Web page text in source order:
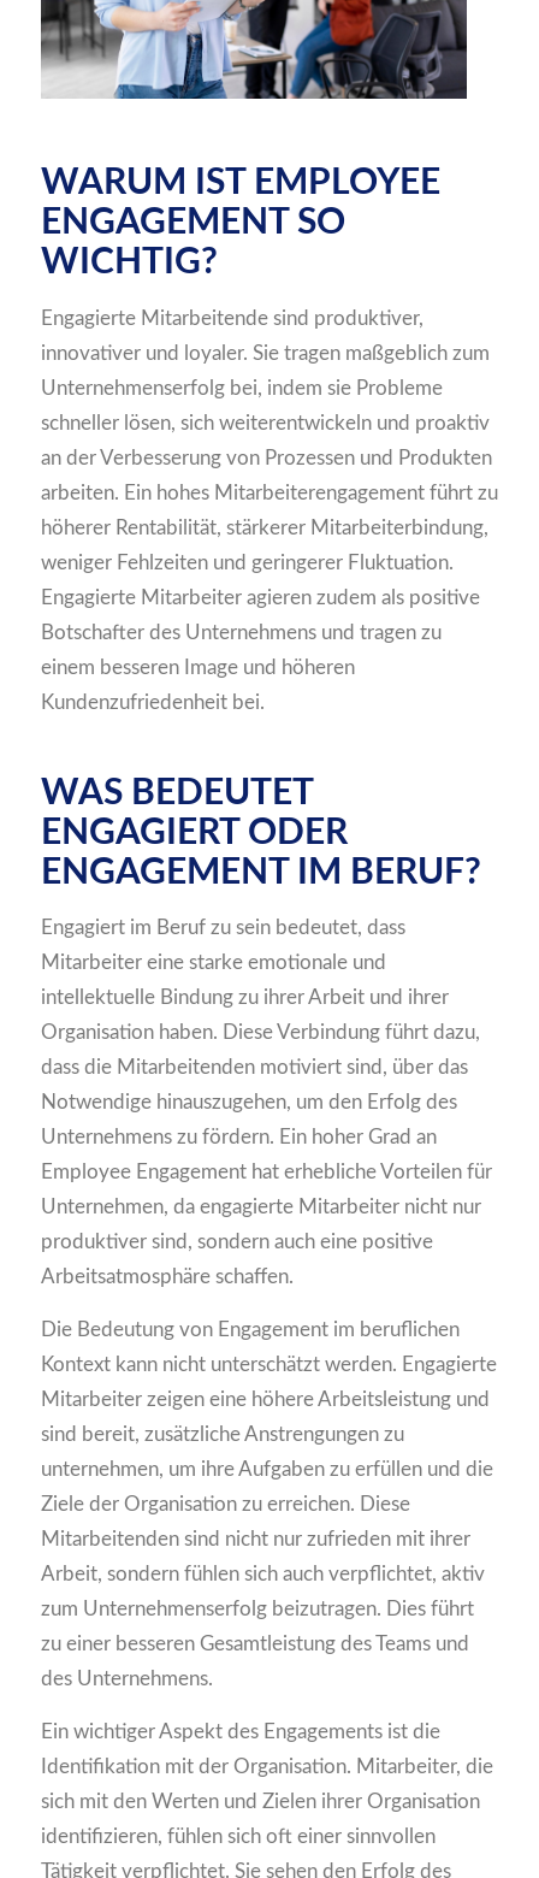
WARUM IST EMPLOYEE
ENGAGEMENT SO
WICHTIG?
Engagierte Mitarbeitende sind produktiver,
innovativer und loyaler. Sie tragen maßgeblich zum
Unternehmenserfolg bei, indem sie Probleme
schneller lösen, sich weiterentwickeln und proaktiv
an der Verbesserung von Prozessen und Produkten
arbeiten. Ein hohes Mitarbeiterengagement führt zu
höherer Rentabilität, stärkerer Mitarbeiterbindung,
weniger Fehlzeiten und geringerer Fluktuation.
Engagierte Mitarbeiter agieren zudem als positive
Botschafter des Unternehmens und tragen zu
einem besseren Image und höheren
Kundenzufriedenheit bei.
WAS BEDEUTET
ENGAGIERT ODER
ENGAGEMENT IM BERUF?
Engagiert im Beruf zu sein bedeutet, dass
Mitarbeiter eine starke emotionale und
intellektuelle Bindung zu ihrer Arbeit und ihrer
Organisation haben. Diese Verbindung führt dazu,
dass die Mitarbeitenden motiviert sind, über das
Notwendige hinauszugehen, um den Erfolg des
Unternehmens zu fördern. Ein hoher Grad an
Employee Engagement hat erhebliche Vorteilen für
Unternehmen, da engagierte Mitarbeiter nicht nur
produktiver sind, sondern auch eine positive
Arbeitsatmosphäre schaffen.
Die Bedeutung von Engagement im beruflichen
Kontext kann nicht unterschätzt werden. Engagierte
Mitarbeiter zeigen eine höhere Arbeitsleistung und
sind bereit, zusätzliche Anstrengungen zu
unternehmen, um ihre Aufgaben zu erfüllen und die
Ziele der Organisation zu erreichen. Diese
Mitarbeitenden sind nicht nur zufrieden mit ihrer
Arbeit, sondern fühlen sich auch verpflichtet, aktiv
zum Unternehmenserfolg beizutragen. Dies führt
zu einer besseren Gesamtleistung des Teams und
des Unternehmens.
Ein wichtiger Aspekt des Engagements ist die
Identifikation mit der Organisation. Mitarbeiter, die
sich mit den Werten und Zielen ihrer Organisation
identifizieren, fühlen sich oft einer sinnvollen
Tätigkeit verpflichtet. Sie sehen den Erfolg des